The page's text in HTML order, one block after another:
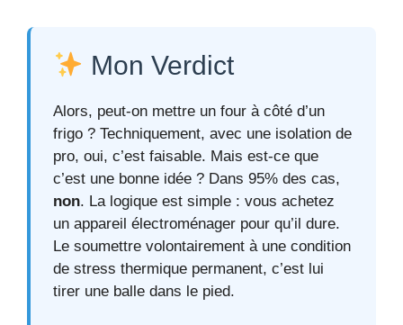
Mon Verdict
Alors, peut-on mettre un four à côté d’un
frigo ? Techniquement, avec une isolation de
pro, oui, c’est faisable. Mais est-ce que
c’est une bonne idée ? Dans 95% des cas,
non. La logique est simple : vous achetez
un appareil électroménager pour qu’il dure.
Le soumettre volontairement à une condition
de stress thermique permanent, c’est lui
tirer une balle dans le pied.